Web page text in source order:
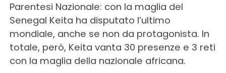
Parentesi Nazionale: con la maglia del
Senegal Keita ha disputato l’ultimo
mondiale, anche se non da protagonista. In
totale, però, Keita vanta 30 presenze e 3 reti
con la maglia della nazionale africana.